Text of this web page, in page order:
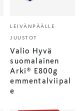
LEIVÄNPÄÄLLE
JUUSTOT
Valio Hyvä
suomalainen
Arki® E800g
emmentalviipal
e